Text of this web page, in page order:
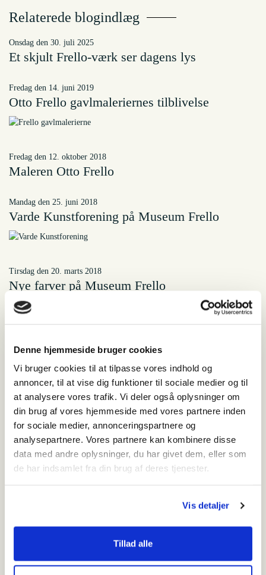
Denne hjemmeside bruger cookies
Vi bruger cookies til at tilpasse vores indhold og
annoncer, til at vise dig funktioner til sociale medier og til
at analysere vores trafik. Vi deler også oplysninger om
din brug af vores hjemmeside med vores partnere inden
for sociale medier, annonceringspartnere og
analysepartnere. Vores partnere kan kombinere disse
data med andre oplysninger, du har givet dem, eller som
de har indsamlet fra din brug af deres tjenester.
Vis detaljer
Tillad alle
Relaterede blogindlæg
onsdag den 30. juli 2025
Et skjult Frello-værk ser dagens lys
fredag den 14. juni 2019
Otto Frello gavlmaleriernes tilblivelse
fredag den 12. oktober 2018
Maleren Otto Frello
mandag den 25. juni 2018
Varde Kunstforening på Museum Frello
tirsdag den 20. marts 2018
Nye farver på Museum Frello
Praktisk information
Mad og drikke
Da Museum Frello er beliggende midt i byen, er der masser af
spændende spisesteder tæt ved – både lige over for museet, hvor
der er vin og tapas, mens også på Varde Torv og Otto Frellos
Plads vil du finde flere fine steder.
museet. Grupper og skoleklasser kan dog, efter aftale, få lov at
rundt omkring på Varde Torv, men ønsker du mere naturlige
omgivelser ligger Arnbjerg parken en gåtur på ca. 1 km væk, med